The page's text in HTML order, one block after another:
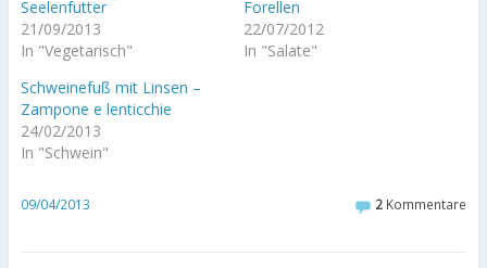
Seelenfutter
21/09/2013
In "Vegetarisch"
Forellen
22/07/2012
In "Salate"
Schweinefuß mit Linsen –
Zampone e lenticchie
24/02/2013
In "Schwein"
09/04/2013 2 Kommentare